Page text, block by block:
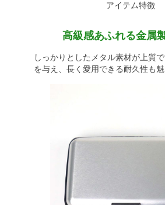
アイテム特徴
高級感あふれる金属
しっかりとしたメタル素材が上質
を与え、長く愛用できる耐久性も